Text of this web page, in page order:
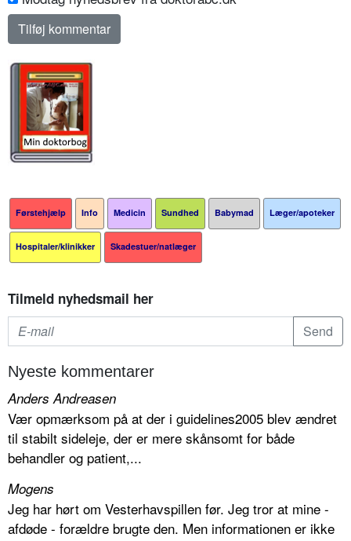
Førstehjælp Info Medicin Sundhed Babymad Læger/apoteker
Hospitaler/klinikker Skadestuer/natlæger
Tilmeld nyhedsmail her
Nyeste kommentarer
Anders Andreasen
Vær opmærksom på at der i guidelines2005 blev ændret
til stabilt sideleje, der er mere skånsomt for både
behandler og patient,...
Mogens
Jeg har hørt om Vesterhavspillen før. Jeg tror at mine -
afdøde - forældre brugte den. Men informationen er ikke